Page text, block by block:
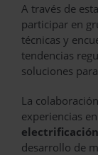
A través de
participar en
técnicas y
tendencias
soluciones
La
experiencias
desarrollo de